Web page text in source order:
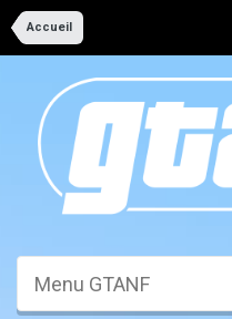
Accueil
Menu GTANF